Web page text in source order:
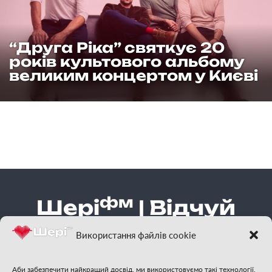
Використання файлів cookie
Аби забезпечити найкращий досвід, ми використовуємо такі технології,
“Друга Ріка” святкує 20
років культового альбому
великим концертом у Києві
Шеріфм | Відчуй
гарну музику